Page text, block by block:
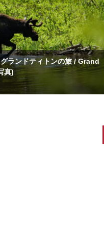
ランドティトンの旅 / Grand
真)